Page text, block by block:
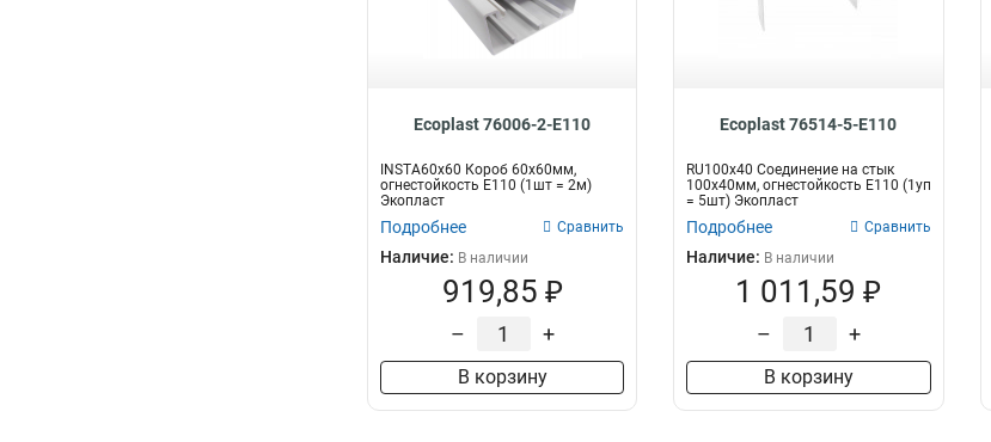
Ecoplast 76006-2-E110
INSTA60х60 Короб 60х60мм,
огнестойкость E110 (1шт = 2м)
Экопласт
Подробнее Сравнить
Наличие: В наличии
919,85 ₽
– +
В корзину
Ecoplast 76514-5-E110
RU100х40 Cоединение на стык
100х40мм, огнестойкость E110 (1уп
= 5шт) Экопласт
Подробнее Сравнить
Наличие: В наличии
1 011,59 ₽
– +
В корзину